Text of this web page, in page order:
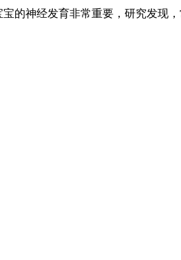
的神经发育非常重要，研究发现